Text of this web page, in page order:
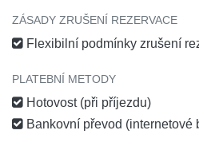
ZÁSADY ZRUŠENÍ REZERVACE
Flexibilní podmínky zrušení
PLATEBNÍ METODY
Hotovost (při příjezdu)
Bankovní převod (internetové